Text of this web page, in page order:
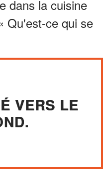
dans la cuisine
Qu'est-ce qui se
VERS LE